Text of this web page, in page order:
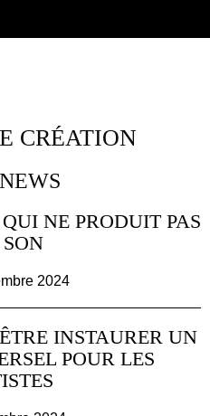
CRÉATION
NE PRODUIT PAS
2024
INSTAURER UN
POUR LES